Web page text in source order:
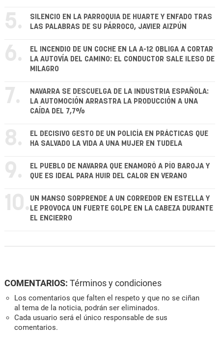
5.
SILENCIO EN LA PARROQUIA DE HUARTE Y ENFADO TRAS
LAS PALABRAS DE SU PÁRROCO, JAVIER AIZPÚN
6.
EL INCENDIO DE UN COCHE EN LA A-12 OBLIGA A CORTAR
LA AUTOVÍA DEL CAMINO: EL CONDUCTOR SALE ILESO DE
MILAGRO
7.
NAVARRA SE DESCUELGA DE LA INDUSTRIA ESPAÑOLA:
LA AUTOMOCIÓN ARRASTRA LA PRODUCCIÓN A UNA
CAÍDA DEL 7,7%
8.
EL DECISIVO GESTO DE UN POLICÍA EN PRÁCTICAS QUE
HA SALVADO LA VIDA A UNA MUJER EN TUDELA
9.
EL PUEBLO DE NAVARRA QUE ENAMORÓ A PÍO BAROJA Y
QUE ES IDEAL PARA HUIR DEL CALOR EN VERANO
10. UN MANSO SORPRENDE A UN CORREDOR EN ESTELLA Y
LE PROVOCA UN FUERTE GOLPE EN LA CABEZA DURANTE
EL ENCIERRO
COMENTARIOS: Términos y condiciones
Los comentarios que falten el respeto y que no se ciñan
al tema de la noticia, podrán ser eliminados.
Cada usuario será el único responsable de sus
comentarios.